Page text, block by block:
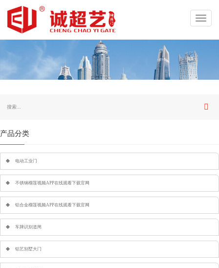
产品分类
电动工业门
不锈钢榴莲视频APP在线观看下载官网
铝合金榴莲视频APP在线观看下载官网
车牌识别道闸
铝艺别墅大门